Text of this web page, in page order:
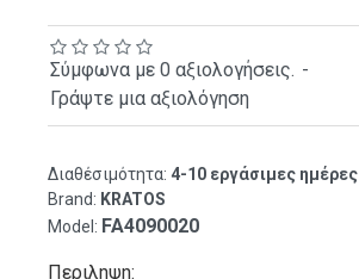
Διαθέσιμότητα: 4-10 εργάσιμες ημέρες
Brand: KRATOS
Model: FA4090020
Σύμφωνα με 0 αξιολογήσεις. -
Γράψτε μια αξιολόγηση
Περιληψη: